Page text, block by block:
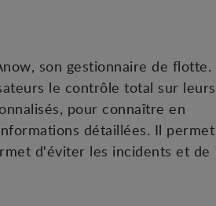
son gestionnaire de flotte.
le contrôle total sur leurs
pour connaître en
détaillées. Il permet
d'éviter les incidents et de